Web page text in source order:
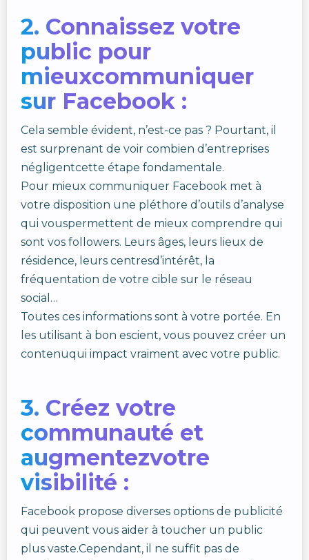
2. Connaissez votre
public pour
mieuxcommuniquer
sur Facebook :
Cela semble évident, n’est-ce pas ? Pourtant, il
est surprenant de voir combien d’entreprises
négligentcette étape fondamentale.
Pour mieux communiquer Facebook met à
votre disposition une pléthore d’outils d’analyse
qui vouspermettent de mieux comprendre qui
sont vos followers. Leurs âges, leurs lieux de
résidence, leurs centresd’intérêt, la
fréquentation de votre cible sur le réseau
social…
Toutes ces informations sont à votre portée. En
les utilisant à bon escient, vous pouvez créer un
contenuqui impact vraiment avec votre public.
3. Créez votre
communauté et
augmentezvotre
visibilité :
Facebook propose diverses options de publicité
qui peuvent vous aider à toucher un public
plus vaste.Cependant, il ne suffit pas de